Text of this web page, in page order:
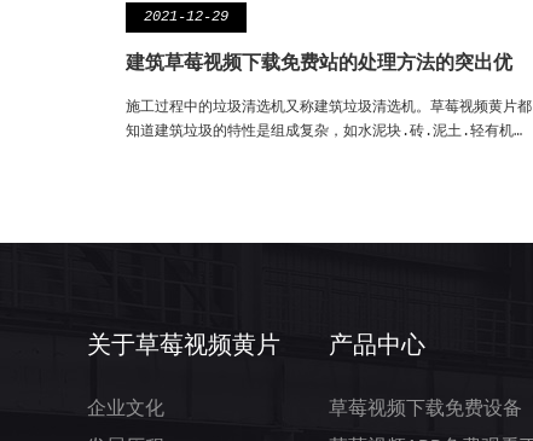
2021-12-29
建筑草莓视频下载免费站的处理方法的突出优
施工过程中的垃圾清选机又称建筑垃圾清选机。草莓视频黄片都
知道建筑垃圾的特性是组成复杂，如水泥块.砖.泥土.轻有机…
关于草莓视频黄片
企业文化
产品中心
草莓视频下载免费设备